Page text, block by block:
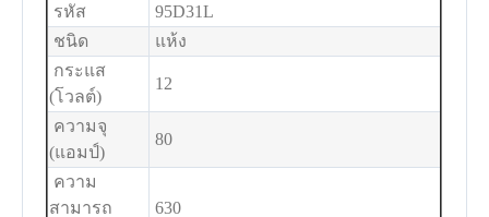
รหัส
95D31L
ชนิด
แห้ง
กระแส
(โวลต์)
12
ความจุ
(แอมป์)
80
ความ
สามารถ
630